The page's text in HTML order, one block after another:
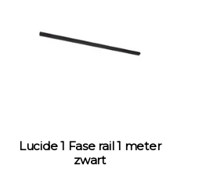
Lucide 1 Fase rail 1 meter
zwart